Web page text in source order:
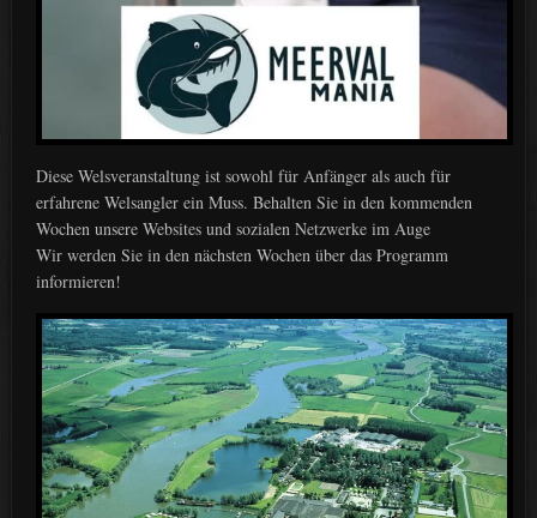
Diese Welsveranstaltung ist sowohl für Anfänger als auch für
erfahrene Welsangler ein Muss. Behalten Sie in den kommenden
Wochen unsere Websites und sozialen Netzwerke im Auge
Wir werden Sie in den nächsten Wochen über das Programm
informieren!